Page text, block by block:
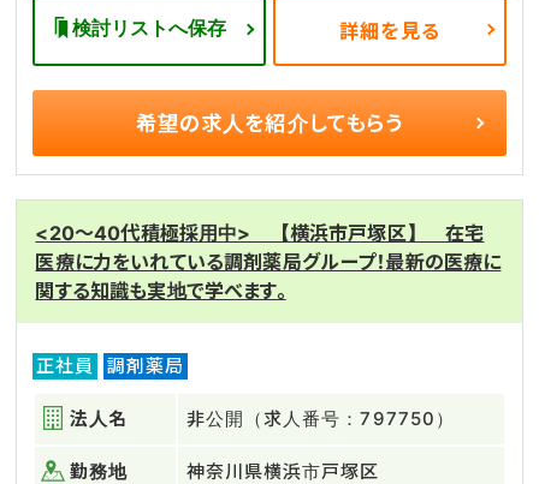
検討リストへ保存 詳細を見る
希望の求人を紹介してもらう
<20～40代積極採用中> 【横浜市戸塚区】 在宅
医療に力をいれている調剤薬局グループ！最新の医療に
関する知識も実地で学べます。
正社員 調剤薬局
法人名 非公開（求人番号：797750）
勤務地 神奈川県横浜市戸塚区